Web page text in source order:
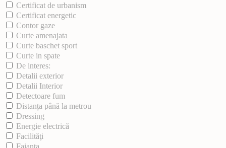
Certificat de urbanism
Certificat energetic
Contor gaze
Curte amenajata
Curte baschet sport
Curte in spate
De interes:
Detalii exterior
Detalii Interior
Detectoare fum
Distanța până la metrou
Dressing
Energie electrică
Facilităţi
Faianta